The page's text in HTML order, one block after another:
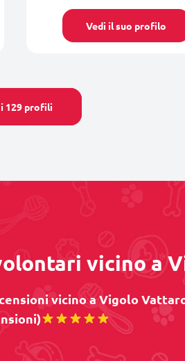
Vedi il suo profilo
129 profili
vicino a
vicino a Vigolo